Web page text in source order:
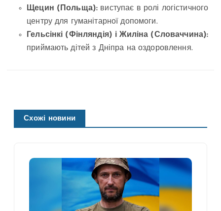
Щецин (Польща): виступає в ролі логістичного
центру для гуманітарної допомоги.
Гельсінкі (Фінляндія) і Жиліна (Словаччина):
приймають дітей з Дніпра на оздоровлення.
Схожі новини